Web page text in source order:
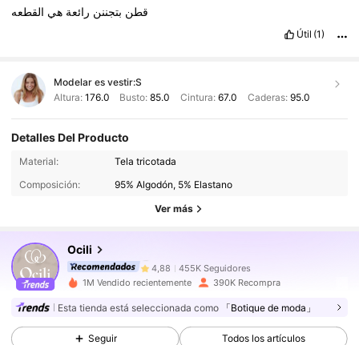
قطن بتجننن رائعة هي القطعه
Útil (1)
Modelar es vestir:S
Altura: 176.0 Busto:85.0 Cintura: 67.0 Caderas: 95.0
Detalles Del Producto
Material:
Tela tricotada
Composición:
95% Algodón, 5% Elastano
Ver más
Ocili
4,88
4,88 455K Seguidores
4,88 455K Seguidores
1M Vendido recientemente 390K Recompra
Esta tienda está seleccionada como 「Botique de moda」
Seguir Todos los artículos